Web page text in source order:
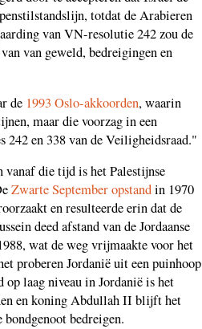
totdat de Arabieren
van VN-resolutie 242 zou de
van geweld, bedreigingen en
de 1993 Oslo-akkoorden, waarin
maar die voorzag in een
242 en 338 van de Veiligheidsraad."
vanaf die tijd is het Palestijnse
Zwarte September opstandin 1970
en resulteerde erin dat de
deed afstand van de Jordaanse
wat de weg vrijmaakte voor het
proberen Jordanië uit een puinhoop
op laag niveau in Jordanië is het
en koning Abdullah II blijft het
bedreigen.